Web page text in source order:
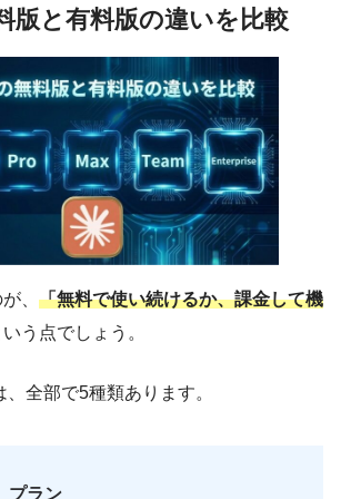
版と有料版の違いを比較
、 「無料で使い続けるか、課金して機
いう点でしょう。
全部で5種類あります。
プラン